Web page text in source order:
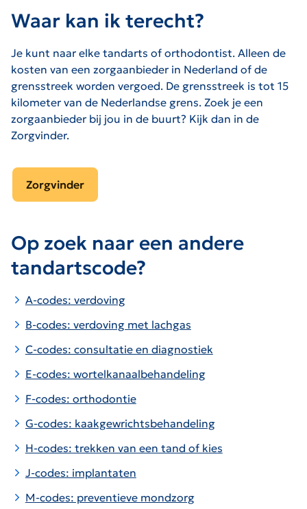
Waar kan ik terecht?
Je kunt naar elke tandarts of orthodontist. Alleen de
kosten van een zorgaanbieder in Nederland of de
grensstreek worden vergoed. De grensstreek is tot 15
kilometer van de Nederlandse grens. Zoek je een
zorgaanbieder bij jou in de buurt? Kijk dan in de
Zorgvinder.
Zorgvinder
Op zoek naar een andere
tandartscode?
A-codes: verdoving
B-codes: verdoving met lachgas
C-codes: consultatie en diagnostiek
E-codes: wortelkanaalbehandeling
F-codes: orthodontie
G-codes: kaakgewrichtsbehandeling
H-codes: trekken van een tand of kies
J-codes: implantaten
M-codes: preventieve mondzorg